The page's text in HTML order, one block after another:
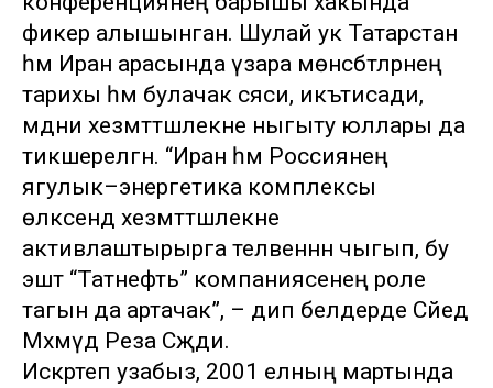
фикер алышынган. Шулай ук Татарстан
һәм Иран арасында үзара мөнәсәбәтләрнең
тарихы һәм булачак сәяси, икътисади,
мәдәни хезмәттәшлекне ныгыту юллары да
тикшерелгән. “Иран һәм Россиянең
ягулык–энергетика комплексы
өлкәсендә хезмәттәшлекне
активлаштырырга теләвеннән чыгып, бу
эштә “Татнефть” компаниясенең роле
тагын да артачак”, – дип белдерде Сәйед
Мәхмүд Реза Сәҗәди.
Искәртеп узабыз, 2001 елның мартында